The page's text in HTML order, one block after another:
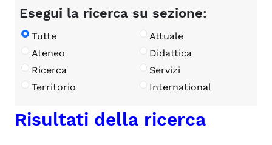
Esegui la ricerca su sezione:
Tutte
Attuale
Ateneo
Didattica
Ricerca
Servizi
Territorio
International
Risultati della ricerca